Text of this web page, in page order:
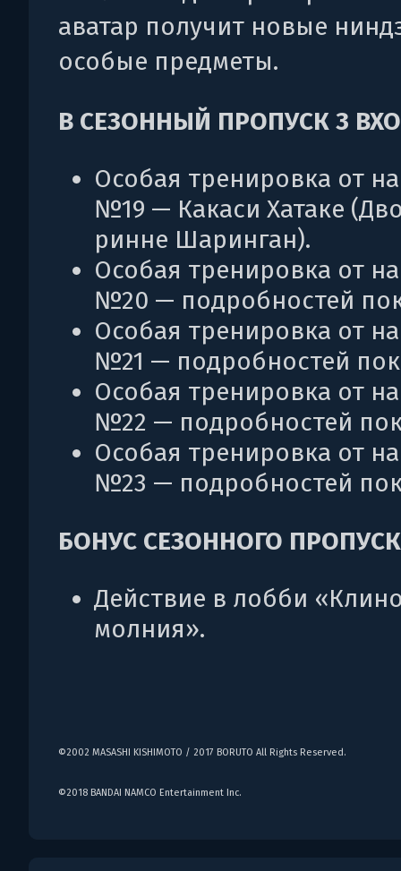
аватар получит новые
особые предметы.
В СЕЗОННЫЙ ПРОПУСК 3
Особая тренировка от
№19 — Какаси Хатаке
ринне Шаринган).
Особая тренировка от
№20 — подробностей
Особая тренировка от
№21 — подробностей
Особая тренировка от
№22 — подробностей
Особая тренировка от
№23 — подробностей
БОНУС СЕЗОННОГО
Действие в лобби
молния».
©2002 MASASHI KISHIMOTO / 2017 BORUTO All Rights Reserved.
©2018 BANDAI NAMCO Entertainment Inc.